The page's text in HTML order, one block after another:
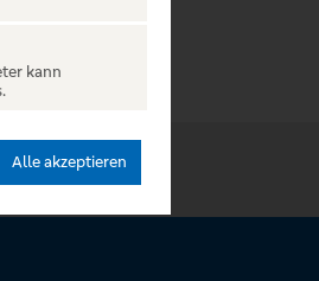
kann
Alle akzeptieren